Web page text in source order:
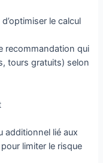
le calcul
recommandation qui
tours gratuits) selon
additionnel lié aux
limiter le risque